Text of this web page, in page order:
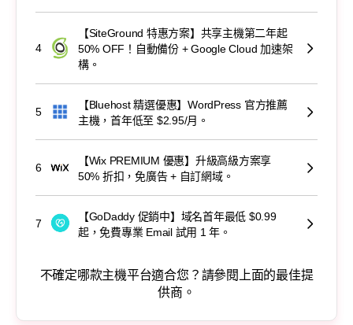
4
【SiteGround 特惠方案】共享主機第二年起
50% OFF！自動備份 + Google Cloud 加速架
構。
5
【Bluehost 精選優惠】WordPress 官方推薦
主機，首年低至 $2.95/月。
6
【Wix PREMIUM 優惠】升級高級方案享
50% 折扣，免廣告 + 自訂網域。
7
【GoDaddy 促銷中】域名首年最低 $0.99
起，免費專業 Email 試用 1 年。
不確定哪款主機平台適合您？請參閱上面的最佳提
供商。